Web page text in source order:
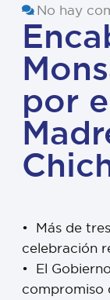
No hay
por
•⁠ ⁠Más de
celebración
•⁠ ⁠El
compromiso